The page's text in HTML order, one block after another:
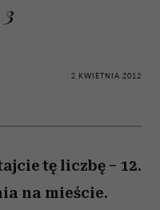
2 KWIETNIA 2012
tę liczbę – 12.
na mieście.